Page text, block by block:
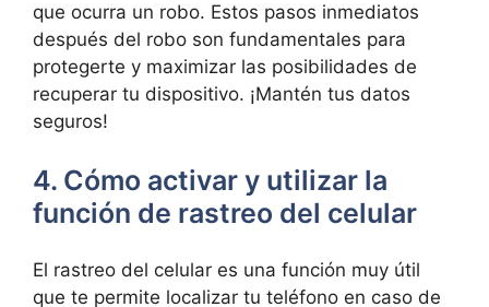
que ocurra un robo. Estos​ pasos inmediatos
después ‌del robo son fundamentales para
protegerte‌ y maximizar las posibilidades ⁢de
recuperar tu dispositivo. ¡Mantén‍ tus datos‌
seguros!
4. Cómo activar y utilizar la
función de rastreo del celular
El rastreo del celular ‌es una función muy útil
que​ te permite localizar tu teléfono en caso ⁣de